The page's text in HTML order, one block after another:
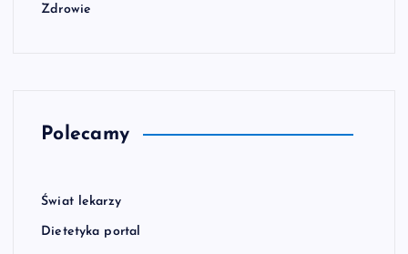
Zdrowie
Polecamy
Świat lekarzy
Dietetyka portal